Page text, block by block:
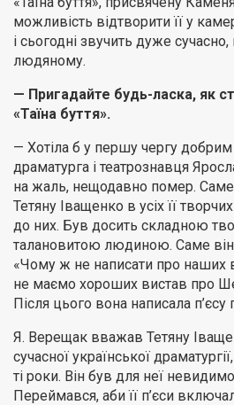
можливість відтворити її у
і сьогодні звучить дуже сучасно,
людяному.
— Пригадайте будь-ласка, як
«Таїна буття».
— Хотіла б у першу чергу
драматурга і театрознавця
на жаль, нещодавно помер. Саме
Тетяну Іващенко в усіх її
до них. Був досить складною
талановитою людиною. Саме він
«Чому ж не написати про
не маємо хороших вистав про
Після цього вона написала
Я. Верещак вважав Тетяну
сучасної української
ті роки. Він був для неї
Переймався, аби її п’єси